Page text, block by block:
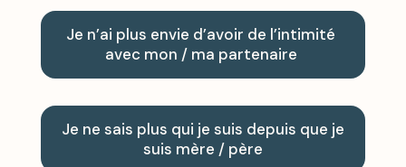
Je n’ai plus envie d’avoir de l’intimité
avec mon / ma partenaire
Je ne sais plus qui je suis depuis que je
suis mère / père